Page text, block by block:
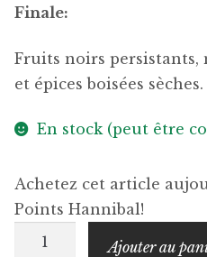
Finale:
Fruits noirs persistants,
et épices boisées sèches.
En stock (peut être
Achetez cet article
Points Hannibal!
quantité
Ajouter au